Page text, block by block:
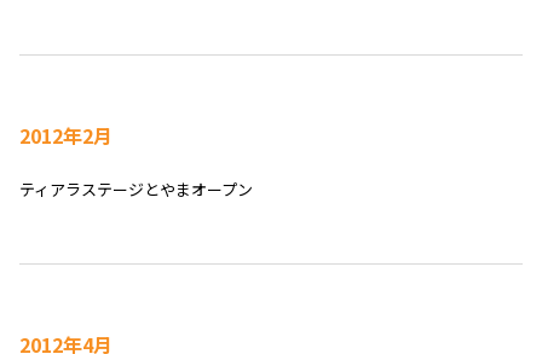
2012年2月
ティアラステージとやまオープン
2012年4月